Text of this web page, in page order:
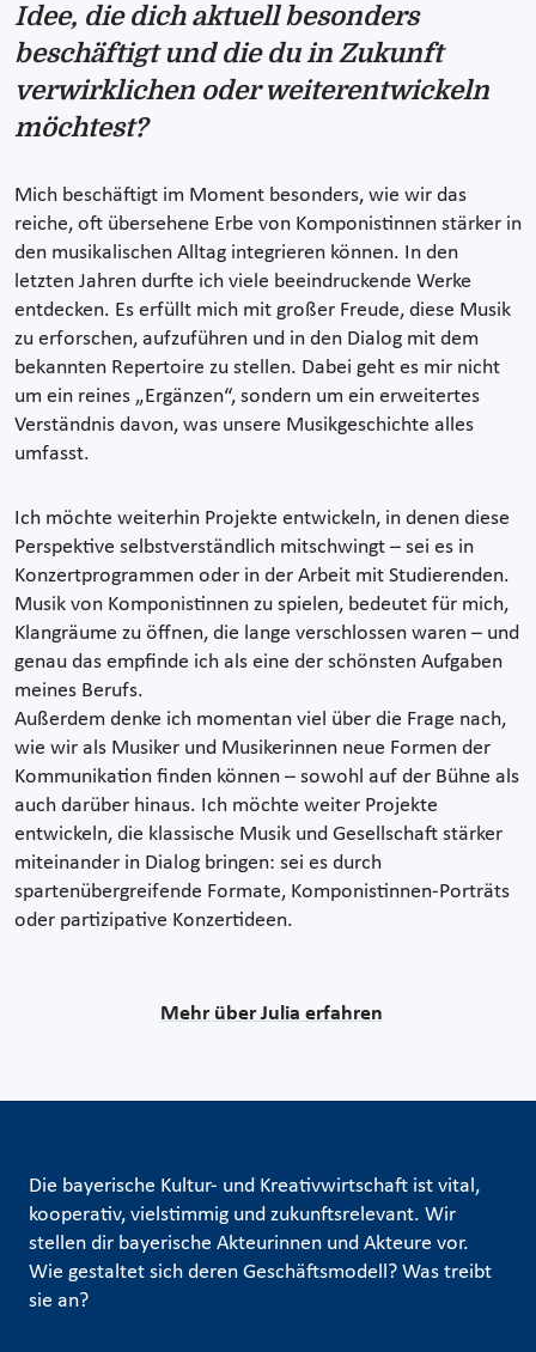
Idee, die dich aktuell besonders
beschäftigt und die du in Zukunft
verwirklichen oder weiterentwickeln
möchtest?
Mich beschäftigt im Moment besonders, wie wir das
reiche, oft übersehene Erbe von Komponistinnen stärker in
den musikalischen Alltag integrieren können. In den
letzten Jahren durfte ich viele beeindruckende Werke
entdecken. Es erfüllt mich mit großer Freude, diese Musik
zu erforschen, aufzuführen und in den Dialog mit dem
bekannten Repertoire zu stellen. Dabei geht es mir nicht
um ein reines „Ergänzen“, sondern um ein erweitertes
Verständnis davon, was unsere Musikgeschichte alles
umfasst.
Ich möchte weiterhin Projekte entwickeln, in denen diese
Perspektive selbstverständlich mitschwingt – sei es in
Konzertprogrammen oder in der Arbeit mit Studierenden.
Musik von Komponistinnen zu spielen, bedeutet für mich,
Klangräume zu öffnen, die lange verschlossen waren – und
genau das empfinde ich als eine der schönsten Aufgaben
meines Berufs.
Außerdem denke ich momentan viel über die Frage nach,
wie wir als Musiker und Musikerinnen neue Formen der
Kommunikation finden können – sowohl auf der Bühne als
auch darüber hinaus. Ich möchte weiter Projekte
entwickeln, die klassische Musik und Gesellschaft stärker
miteinander in Dialog bringen: sei es durch
spartenübergreifende Formate, Komponistinnen-Porträts
oder partizipative Konzertideen.
Mehr über Julia erfahren
Die bayerische Kultur- und Kreativwirtschaft ist vital,
kooperativ, vielstimmig und zukunftsrelevant. Wir
stellen dir bayerische Akteurinnen und Akteure vor.
Wie gestaltet sich deren Geschäftsmodell? Was treibt
sie an?